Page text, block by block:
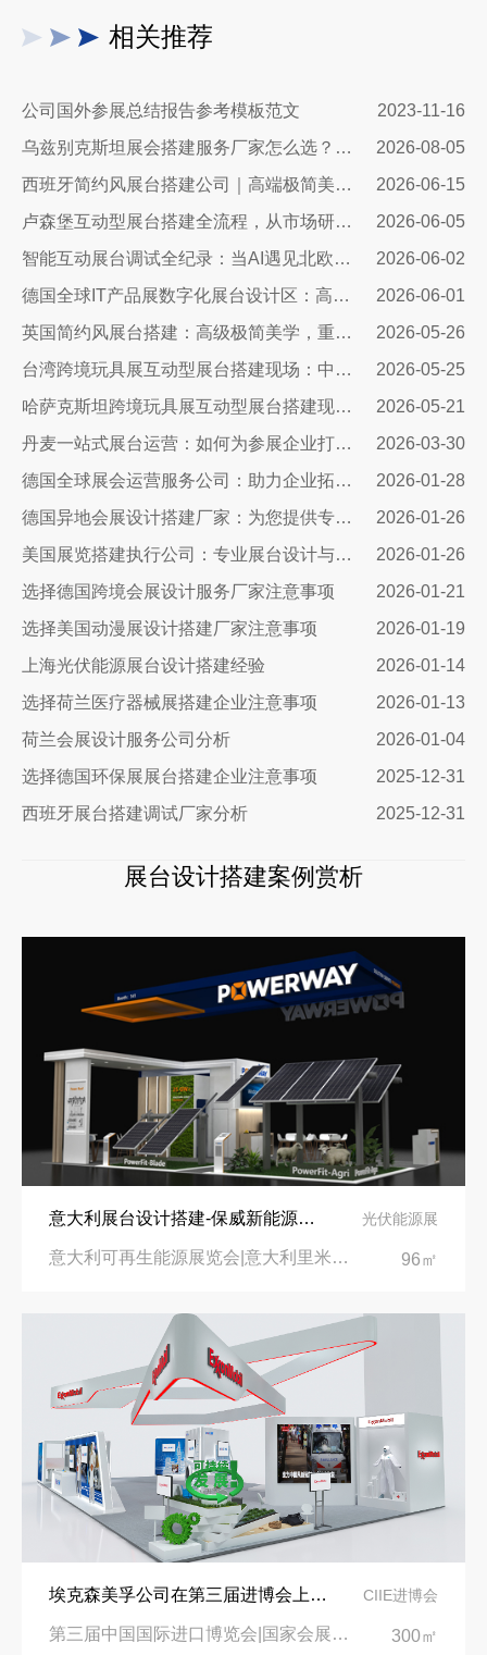
相关推荐
公司国外参展总结报告参考模板范文
2023-11-16
乌兹别克斯坦展会搭建服务厂家怎么选？避开行业乱象，实地工厂服务商才是参展标配
2026-08-05
西班牙简约风展台搭建公司｜高端极简美学，打造欧洲展会专属展示空间
2026-06-15
卢森堡互动型展台搭建全流程，从市场研判、方案设计、技术落地……
2026-06-05
智能互动展台调试全纪录：当AI遇见北欧展厅，一场技术与匠心交手的硬仗
2026-06-02
德国全球IT产品展数字化展台设计区：高端科技展台搭建核心方案
2026-06-01
英国简约风展台搭建：高级极简美学，重塑国际展会品牌展示质感
2026-05-26
台湾跨境玩具展互动型展台搭建现场：中励展览设计搭建公司
2026-05-25
哈萨克斯坦跨境玩具展互动型展台搭建现场｜从图纸到落地，打造中亚流量标杆展台
2026-05-21
丹麦一站式展台运营：如何为参展企业打造高转化率的品牌体验空间
2026-03-30
德国全球展会运营服务公司：助力企业拓展国际市场
2026-01-28
德国异地会展设计搭建厂家：为您提供专业、创新的展台设计与搭建解决方案
2026-01-26
美国展览搭建执行公司：专业展台设计与搭建服务
2026-01-26
选择德国跨境会展设计服务厂家注意事项
2026-01-21
选择美国动漫展设计搭建厂家注意事项
2026-01-19
上海光伏能源展台设计搭建经验
2026-01-14
选择荷兰医疗器械展搭建企业注意事项
2026-01-13
荷兰会展设计服务公司分析
2026-01-04
选择德国环保展展台搭建企业注意事项
2025-12-31
西班牙展台搭建调试厂家分析
2025-12-31
展台设计搭建案例赏析
意大利展台设计搭建-保威新能源在意大利里米尼会展中心推出最新产品-中励展览设计策划公司 光伏能源展
意大利可再生能源展览会|意大利里米尼会展中心 96㎡
埃克森美孚公司在第三届进博会上展示非凡的展台搭建设计 CIIE进博会
第三届中国国际进口博览会|国家会展中心 300㎡